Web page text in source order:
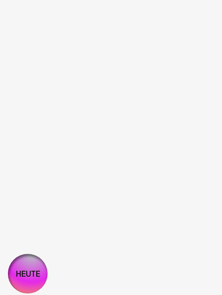
HEUTE